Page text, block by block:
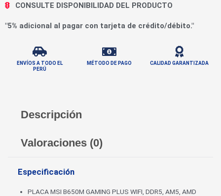
CONSULTE DISPONIBILIDAD DEL PRODUCTO
"5% adicional al pagar con tarjeta de crédito/débito."
ENVÍOS A TODO EL
PERÚ
MÉTODO DE PAGO CALIDAD GARANTIZADA
Descripción
Valoraciones (0)
Especificación
PLACA MSI B650M GAMING PLUS WIFI, DDR5, AM5, AMD